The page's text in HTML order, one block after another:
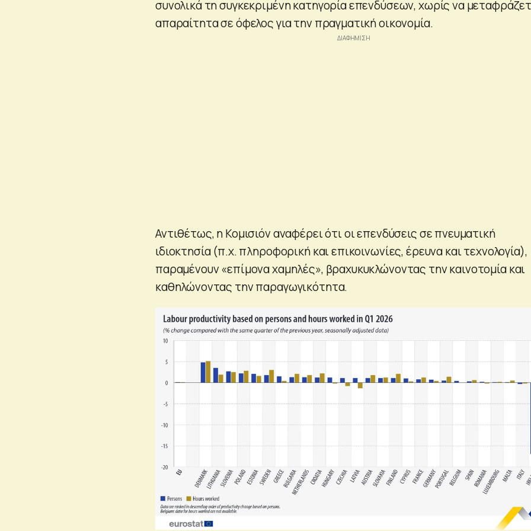
συνολικά τη συγκεκριμένη κατηγορία επενδύσεων, χωρίς να
απαραίτητα σε όφελος για την πραγματική οικονομία.
Αντιθέτως, η Κομισιόν αναφέρει ότι οι επενδύσεις σε πνευματική
ιδιοκτησία (π.χ. πληροφορική και επικοινωνίες, έρευνα και τεχνολογία),
παραμένουν «επίμονα χαμηλές», βραχυκυκλώνοντας την καινοτομία και
καθηλώνοντας την παραγωγικότητα.